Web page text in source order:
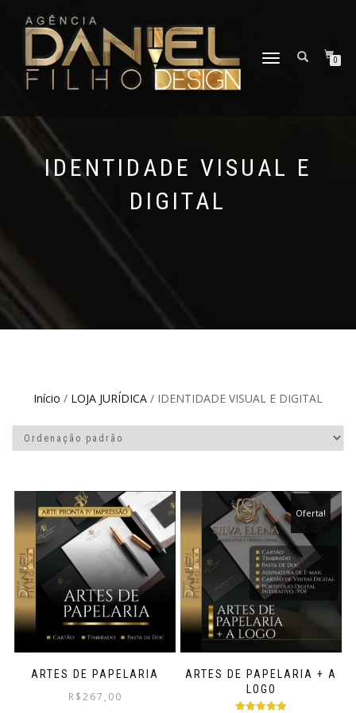
ALTERNAR
0
IDENTIDADE VISUAL E
DIGITAL
Início / LOJA JURÍDICA / IDENTIDADE VISUAL E DIGITAL
ARTES DE PAPELARIA
R$267,00
ARTES DE PAPELARIA + A
LOGO
Oferta!